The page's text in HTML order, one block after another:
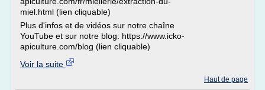
miel.html (lien cliquable)
Plus d'infos et de vidéos sur notre chaîne
YouTube et sur notre blog: https://www.icko-
apiculture.com/blog (lien cliquable)
Voir la suite
Haut de page